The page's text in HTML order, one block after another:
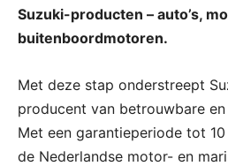
Suzuki-producten – auto’s,
buitenboordmotoren.
Met deze stap onderstreept
producent van betrouwbare
Met een garantieperiode tot
de Nederlandse motor- en